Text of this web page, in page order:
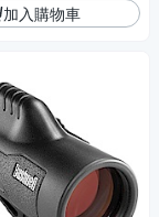
加入購物車